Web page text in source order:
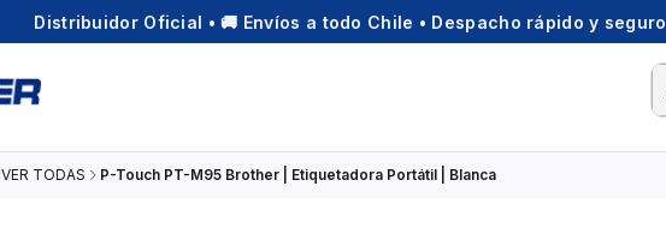
Distribuidor Oficial • 🚚 Envíos a todo Chile • Despacho rápido y seguro
VER TODAS P-Touch PT-M95 Brother | Etiquetadora Portátil | Blanca